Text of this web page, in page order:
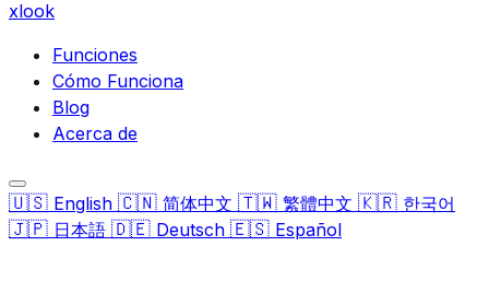
xlook
Funciones
Cómo Funciona
Blog
Acerca de
🇺🇸 English 🇨🇳 简体中文 🇹🇼 繁體中文 🇰🇷 한국어
🇯🇵 日本語 🇩🇪 Deutsch 🇪🇸 Español